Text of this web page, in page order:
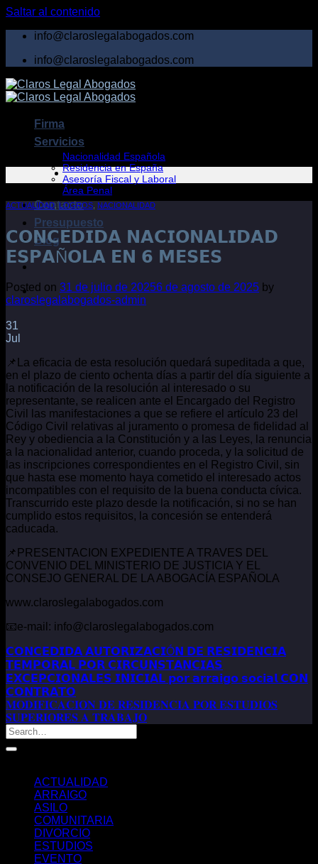
Saltar al contenido
info@claroslegalabogados.com
info@claroslegalabogados.com
Firma
Servicios
Nacionalidad Española
Residencia en España
Asesoría Fiscal y Laboral
Área Penal
Contacto
Presupuesto
Blog
ACTUALIDAD,LOGROS NACIONALIDAD
𝗖𝗢𝗡𝗖𝗘𝗗𝗜𝗗𝗔 𝗡𝗔𝗖𝗜𝗢𝗡𝗔𝗟𝗜𝗗𝗔𝗗
𝗘𝗦𝗣𝗔Ñ𝗢𝗟𝗔 𝗘𝗡 𝟲 𝗠𝗘𝗦𝗘𝗦
Posted on 31 de julio de 20256 de agosto de 2025 by
claroslegalabogados-admin
31
Jul
📌La eficacia de esta resolución quedará supeditada a que,
en el plazo de ciento ochenta días a partir del día siguiente a
la notificación de la resolución al interesado o su
representante, se realicen ante el Encargado del Registro
Civil las manifestaciones a que se refiere el artículo 23 del
Código Civil relativas al juramento o promesa de fidelidad al
Rey y obediencia a la Constitución y a las Leyes, la renuncia
a la nacionalidad anterior, cuando proceda, y la solicitud de
las inscripciones correspondientes en el Registro Civil, sin
que hasta ese momento haya cometido el interesado actos
incompatibles con el requisito de la buena conducta cívica.
Transcurrido este plazo desde la notificación, si no se han
cumplido estos requisitos, la concesión se entenderá
caducada.
📌PRESENTACION EXPEDIENTE A TRAVES DEL
CONVENIO DEL MINISTERIO DE JUSTICIA Y EL
CONSEJO GENERAL DE LA ABOGACÍA ESPAÑOLA
www.claroslegalabogados.com
📧e-mail: info@claroslegalabogados.com
𝗖𝗢𝗡𝗖𝗘𝗗𝗜𝗗𝗔 𝗔𝗨𝗧𝗢𝗥𝗜𝗭𝗔𝗖𝗜Ó𝗡 𝗗𝗘 𝗥𝗘𝗦𝗜𝗗𝗘𝗡𝗖𝗜𝗔
𝗧𝗘𝗠𝗣𝗢𝗥𝗔𝗟 𝗣𝗢𝗥 𝗖𝗜𝗥𝗖𝗨𝗡𝗦𝗧𝗔𝗡𝗖𝗜𝗔𝗦
𝗘𝗫𝗖𝗘𝗣𝗖𝗜𝗢𝗡𝗔𝗟𝗘𝗦 𝗜𝗡𝗜𝗖𝗜𝗔𝗟 𝗽𝗼𝗿 𝗮𝗿𝗿𝗮𝗶𝗴𝗼 𝘀𝗼𝗰𝗶𝗮𝗹 𝗖𝗢𝗡
𝗖𝗢𝗡𝗧𝗥𝗔𝗧𝗢
𝐌𝐎𝐃𝐈𝐅𝐈𝐂𝐀𝐂𝐈𝐎𝐍 𝐃𝐄 𝐑𝐄𝐒𝐈𝐃𝐄𝐍𝐂𝐈𝐀 𝐏𝐎𝐑 𝐄𝐒𝐓𝐔𝐃𝐈𝐎𝐒
𝐒𝐔𝐏𝐄𝐑𝐈𝐎𝐑𝐄𝐒 𝐀 𝐓𝐑𝐀𝐁𝐀𝐉𝐎
ACTUALIDAD
ARRAIGO
ASILO
COMUNITARIA
DIVORCIO
ESTUDIOS
EVENTO